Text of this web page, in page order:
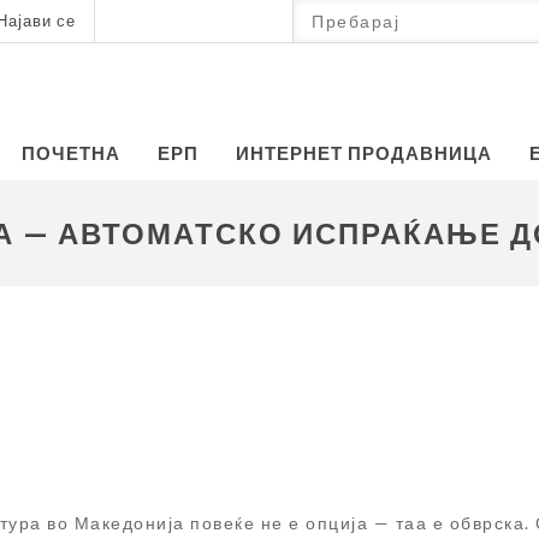
се
ПОЧЕТНА ЕРП ИНТЕРНЕТ ПРОДАВНИЦА
— АВТОМАТСКО ИСПРАЌАЊЕ
во Македонија повеќе не е опција — таа е обврска.